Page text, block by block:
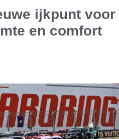
ijkpunt voor
en comfort